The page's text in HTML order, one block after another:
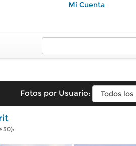
Mi Cuenta
Fotos por Usuario:
30):